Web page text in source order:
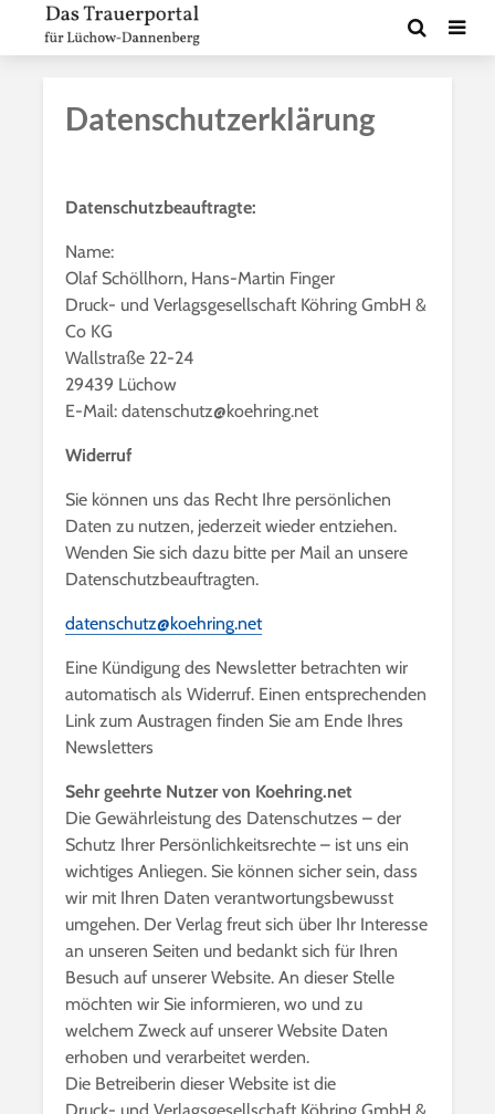
Datenschutzerklärung
Datenschutzbeauftragte:
Name:
Olaf Schöllhorn, Hans-Martin Finger
Druck- und Verlagsgesellschaft Köhring GmbH &
Co KG
Wallstraße 22-24
29439 Lüchow
E-Mail: datenschutz@koehring.net
Widerruf
Sie können uns das Recht Ihre persönlichen
Daten zu nutzen, jederzeit wieder entziehen.
Wenden Sie sich dazu bitte per Mail an unsere
Datenschutzbeauftragten.
datenschutz@koehring.net
Eine Kündigung des Newsletter betrachten wir
automatisch als Widerruf. Einen entsprechenden
Link zum Austragen finden Sie am Ende Ihres
Newsletters
Sehr geehrte Nutzer von Koehring.net
Die Gewährleistung des Datenschutzes – der
Schutz Ihrer Persönlichkeitsrechte – ist uns ein
wichtiges Anliegen. Sie können sicher sein, dass
wir mit Ihren Daten verantwortungsbewusst
umgehen. Der Verlag freut sich über Ihr Interesse
an unseren Seiten und bedankt sich für Ihren
Besuch auf unserer Website. An dieser Stelle
möchten wir Sie informieren, wo und zu
welchem Zweck auf unserer Website Daten
erhoben und verarbeitet werden.
Die Betreiberin dieser Website ist die